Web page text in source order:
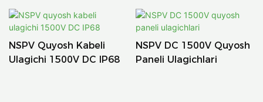
NSPV Quyosh Kabeli
Ulagichi 1500V DC IP68
NSPV DC 1500V Quyosh
Paneli Ulagichlari